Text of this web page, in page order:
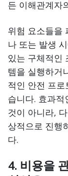
든 이해관계자
위험 요소들을
나 또는 발생
있는 구체적인
템을 실행하거
적인 안전 프
습니다. 효과
것이 아니라,
상적으로 진행
다.
4. 비용을